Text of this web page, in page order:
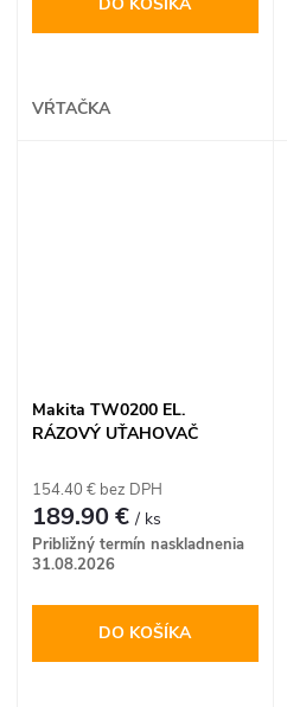
VŔTAČKA
Makita TW0200 EL.
RÁZOVÝ UŤAHOVAČ
154.40 € bez DPH
189.90 €/ ks
Približný termín naskladnenia
31.08.2026
DO KOŠÍKA